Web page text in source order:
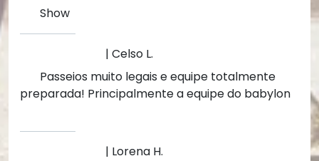
Show
| Celso L.
Passeios muito legais e equipe totalmente
preparada! Principalmente a equipe do babylon
| Lorena H.